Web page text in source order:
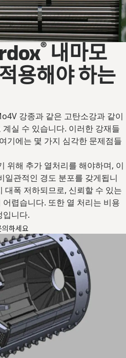
® 내마모
용해야 하는
강종과 같은 고탄소강과 같이
실 수 있습니다. 이러한 강재들
기에는 몇 가지 심각한 문제점들
위해 추가 열처리를 해야하며, 이
일관적인 경도 분포를 갖게됩니
대폭 저하되므로, 신뢰할 수 있는
렵습니다. 또한 열 처리는 비용
입니다.
하세요